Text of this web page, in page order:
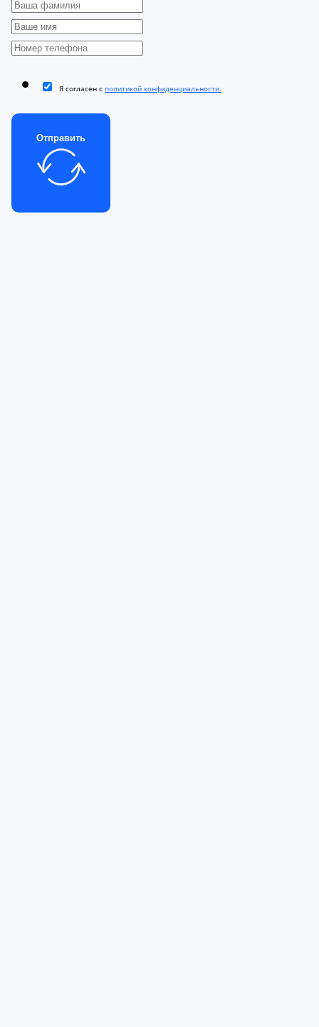
Я согласен с политикой конфиденциальности.
Отправить